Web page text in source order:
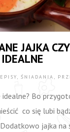
JAJKA
, ŚNIADANIA ,
idealne? Bo
co się lubi
jajka na